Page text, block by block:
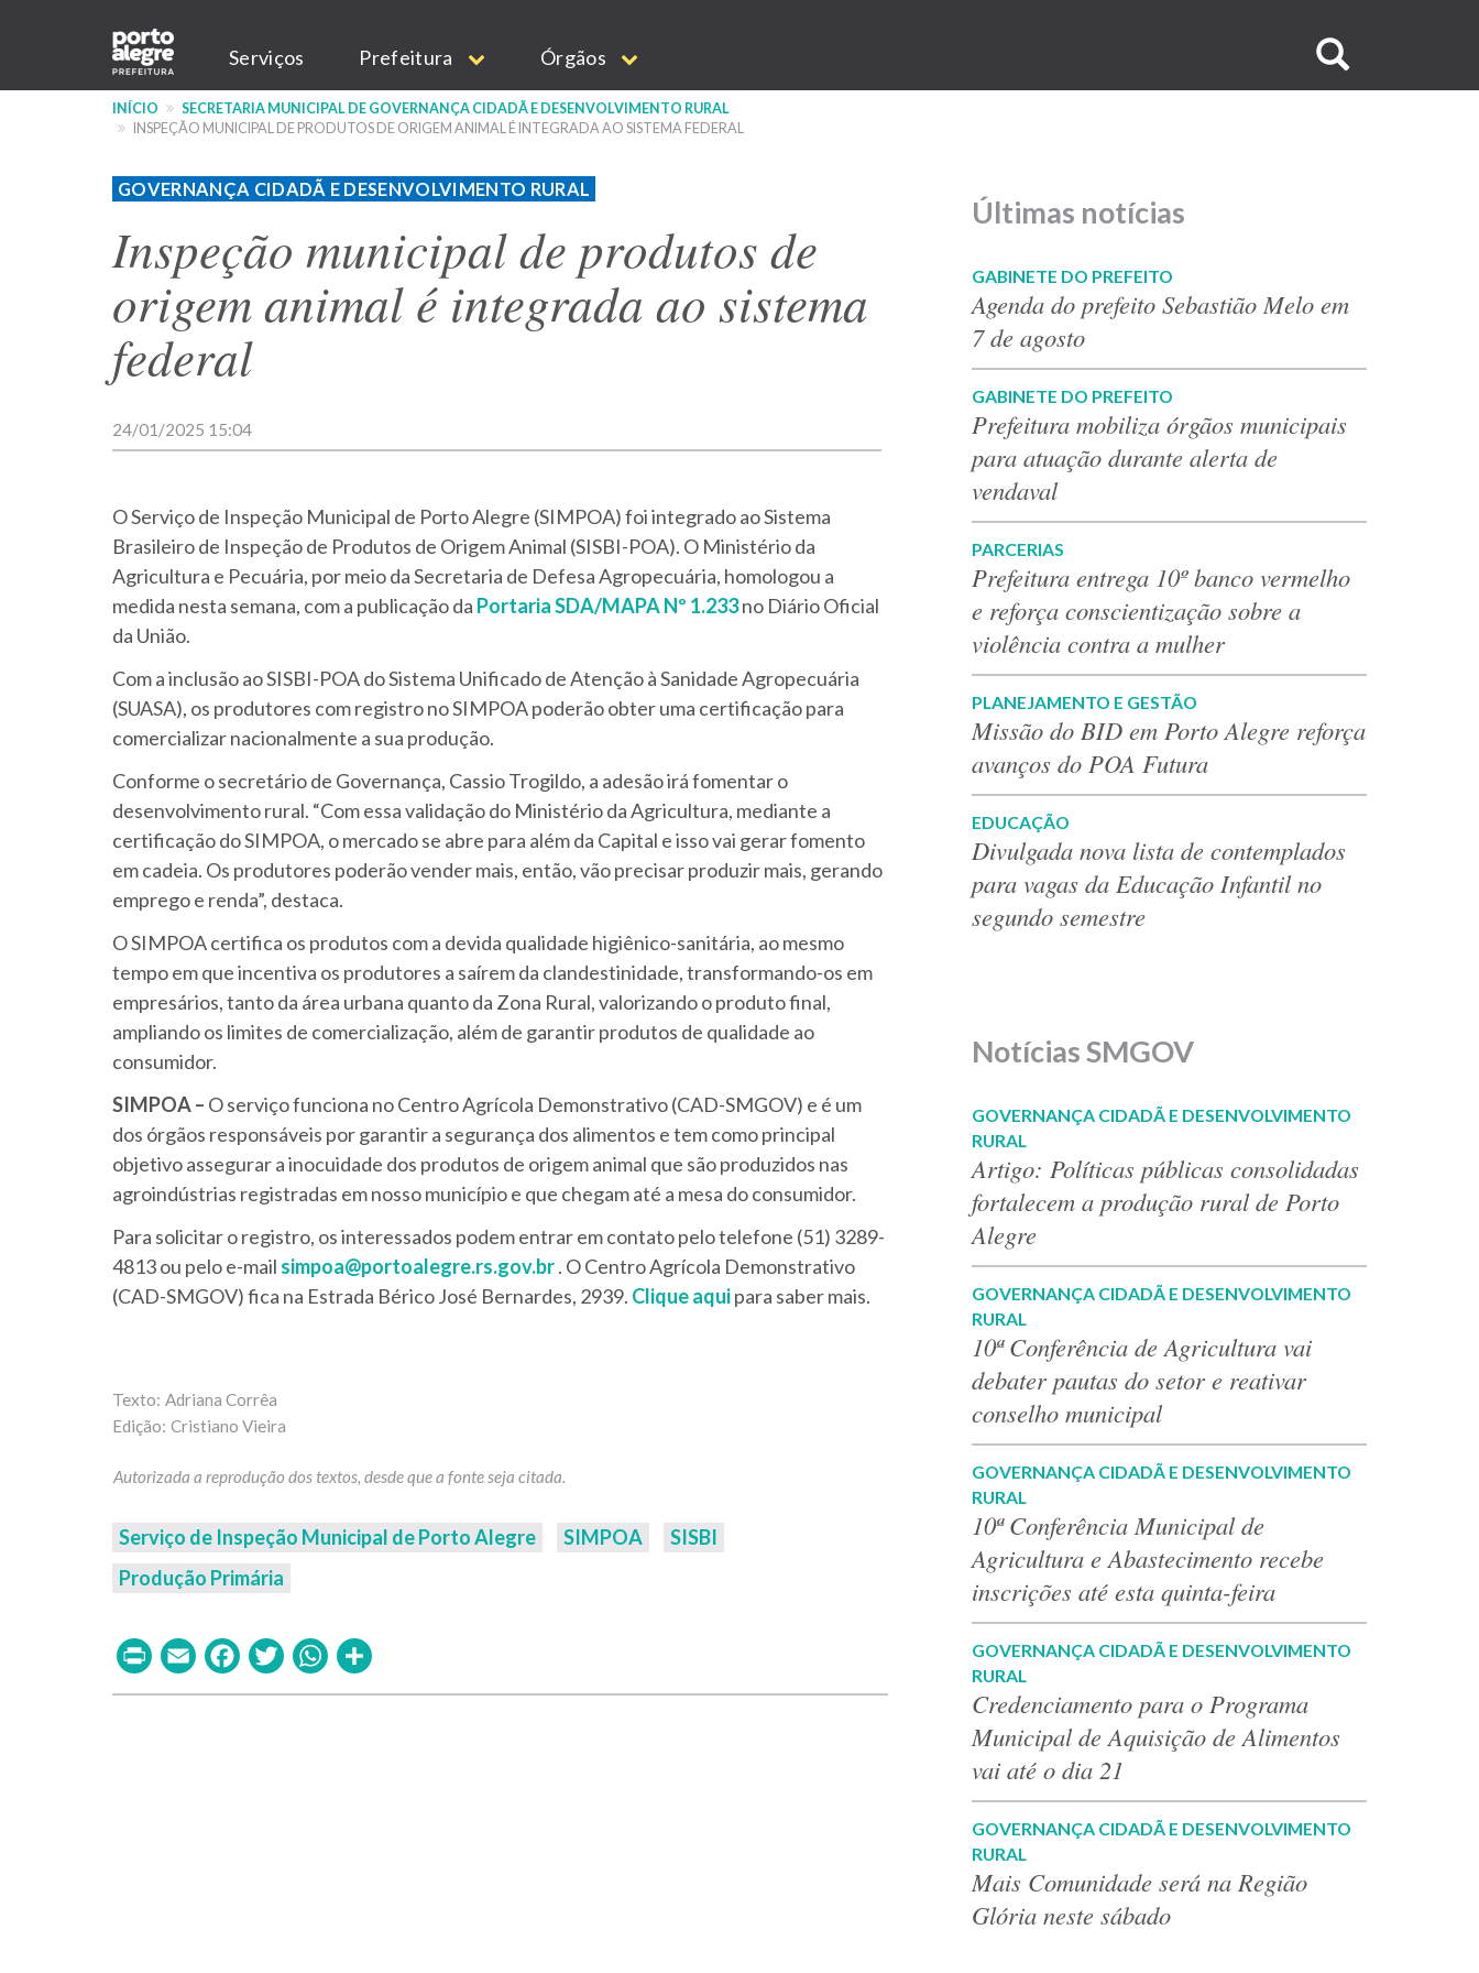
conteúdo
Main
navigation
Serviços Prefeitura Órgãos
no
INÍCIO
SECRETARIA MUNICIPAL DE GOVERNANÇA CIDADÃ E DESENVOLVIMENTO RURAL
INSPEÇÃO MUNICIPAL DE PRODUTOS DE ORIGEM ANIMAL É INTEGRADA AO SISTEMA FEDERAL
GOVERNANÇA CIDADÃ E DESENVOLVIMENTO RURAL
Inspeção municipal de produtos de
origem animal é integrada ao sistema
federal
24/01/2025 15:04
O Serviço de Inspeção Municipal de Porto Alegre (SIMPOA) foi integrado ao Sistema
Brasileiro de Inspeção de Produtos de Origem Animal (SISBI-POA). O Ministério da
Agricultura e Pecuária, por meio da Secretaria de Defesa Agropecuária, homologou a
medida nesta semana, com a publicação da Portaria SDA/MAPA Nº 1.233no Diário Oficial
da União.
Com a inclusão ao SISBI-POA do Sistema Unificado de Atenção à Sanidade Agropecuária
(SUASA), os produtores com registro no SIMPOA poderão obter uma certificação para
comercializar nacionalmente a sua produção.
Conforme o secretário de Governança, Cassio Trogildo, a adesão irá fomentar o
desenvolvimento rural. “Com essa validação do Ministério da Agricultura, mediante a
certificação do SIMPOA, o mercado se abre para além da Capital e isso vai gerar fomento
em cadeia. Os produtores poderão vender mais, então, vão precisar produzir mais, gerando
emprego e renda”, destaca.
O SIMPOA certifica os produtos com a devida qualidade higiênico-sanitária, ao mesmo
tempo em que incentiva os produtores a saírem da clandestinidade, transformando-os em
empresários, tanto da área urbana quanto da Zona Rural, valorizando o produto final,
ampliando os limites de comercialização, além de garantir produtos de qualidade ao
consumidor.
SIMPOA – O serviço funciona no Centro Agrícola Demonstrativo (CAD-SMGOV) e é um
dos órgãos responsáveis por garantir a segurança dos alimentos e tem como principal
objetivo assegurar a inocuidade dos produtos de origem animal que são produzidos nas
agroindústrias registradas em nosso município e que chegam até a mesa do consumidor.
Para solicitar o registro, os interessados podem entrar em contato pelo telefone (51) 3289-
4813 ou pelo e-mail simpoa@portoalegre.rs.gov.br. O Centro Agrícola Demonstrativo
(CAD-SMGOV) fica na Estrada Bérico José Bernardes, 2939. Clique aquipara saber mais.
Adriana Corrêa
Cristiano Vieira
Serviço de Inspeção Municipal de Porto Alegre SIMPOA
SISBI
Produção Primária
PrintEmailFacebook
TwitterWhatsApp
Últimas notícias
GABINETE DO PREFEITO
Agenda do prefeito Sebastião Melo em
7 de agosto
GABINETE DO PREFEITO
Prefeitura mobiliza órgãos municipais
para atuação durante alerta de
vendaval
PARCERIAS
Prefeitura entrega 10º banco vermelho
e reforça conscientização sobre a
violência contra a mulher
PLANEJAMENTO E GESTÃO
Missão do BID em Porto Alegre reforça
avanços do POA Futura
EDUCAÇÃO
Divulgada nova lista de contemplados
para vagas da Educação Infantil no
segundo semestre
Notícias SMGOV
GOVERNANÇA CIDADÃ E DESENVOLVIMENTO
RURAL
Artigo: Políticas públicas consolidadas
fortalecem a produção rural de Porto
Alegre
GOVERNANÇA CIDADÃ E DESENVOLVIMENTO
RURAL
10ª Conferência de Agricultura vai
debater pautas do setor e reativar
conselho municipal
GOVERNANÇA CIDADÃ E DESENVOLVIMENTO
RURAL
10ª Conferência Municipal de
Agricultura e Abastecimento recebe
inscrições até esta quinta-feira
GOVERNANÇA CIDADÃ E DESENVOLVIMENTO
RURAL
Credenciamento para o Programa
Municipal de Aquisição de Alimentos
vai até o dia 21
GOVERNANÇA CIDADÃ E DESENVOLVIMENTO
RURAL
Mais Comunidade será na Região
Glória neste sábado